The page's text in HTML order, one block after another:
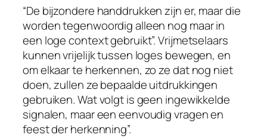
“De bijzondere handdrukken zijn er, maar die
worden tegenwoordig alleen nog maar in
een loge context gebruikt”. Vrijmetselaars
kunnen vrijelijk tussen loges bewegen, en
om elkaar te herkennen, zo ze dat nog niet
doen, zullen ze bepaalde uitdrukkingen
gebruiken. Wat volgt is geen ingewikkelde
signalen, maar een eenvoudig vragen en
feest der herkenning”.